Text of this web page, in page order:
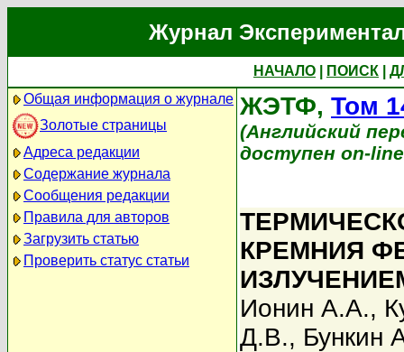
Журнал
НАЧАЛО ПОИСК
Общая информация о журнале
Золотые страницы
Адреса редакции
Содержание журнала
Сообщения редакции
Правила для авторов
Загрузить статью
Проверить статус статьи
ЖЭТФ, Том
(Английский
доступен on-
КРЕМНИЯ
Ионин А.А.,
Д.В., Бункин